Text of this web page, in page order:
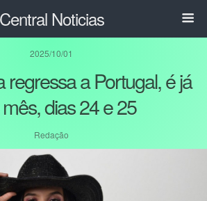
Central Noticias
2025/10/01
regressa a Portugal, é já
dias 24 e 25
Redação